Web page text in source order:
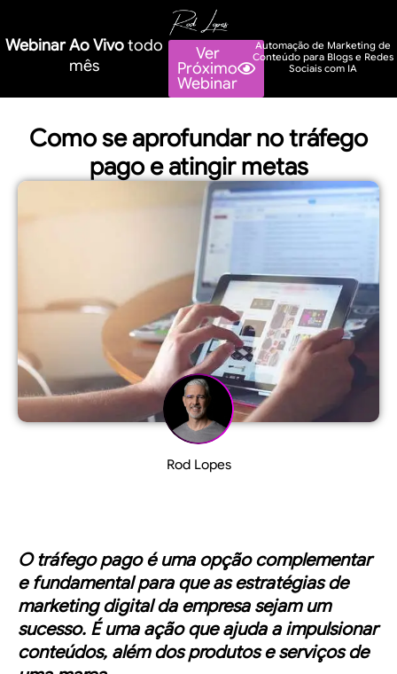
Webinar Ao Vivotodo
mês
Ver
Próximo
Webinar
Automação de Marketing de
Conteúdo para Blogs e Redes
Sociais com IA
Como se aprofundar no tráfego
pago e atingir metas
Rod Lopes
Otráfego pagoé uma opção complementar
e fundamental para que as estratégias de
marketing digital da empresa sejam um
sucesso. É uma ação que ajuda a impulsionar
conteúdos, além dos produtos e serviços de